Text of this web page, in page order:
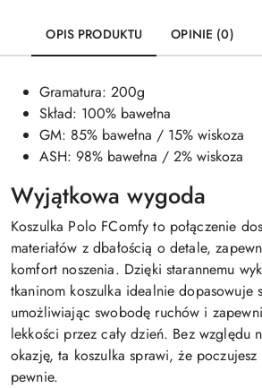
OPIS PRODUKTU OPINIE (0)
Gramatura: 200g
Skład: 100% bawełna
GM: 85% bawełna / 15% wiskoza
ASH: 98% bawełna / 2% wiskoza
Wyjątkowa wygoda
Koszulka Polo FComfy to połączenie
materiałów z dbałością o detale,
komfort noszenia. Dzięki starannemu
tkaninom koszulka idealnie dopasowuje
umożliwiając swobodę ruchów i
lekkości przez cały dzień. Bez względu
okazję, ta koszulka sprawi, że
pewnie.